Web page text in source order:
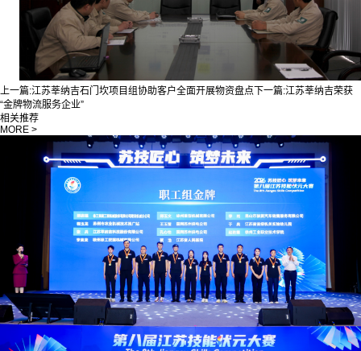
上一篇:江苏莘纳吉石门坎项目组协助客户全面开展物资盘点下一篇:江苏莘纳吉荣获
“金牌物流服务企业”
相关推荐
MORE >